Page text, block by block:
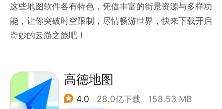
这些地图软件各有特色，凭借丰富的街景资源与多样功
能，让你突破时空限制，尽情畅游世界，快来下载开启
奇妙的云游之旅吧！
高德地图
4.0 28.0亿下载 158.53 MB